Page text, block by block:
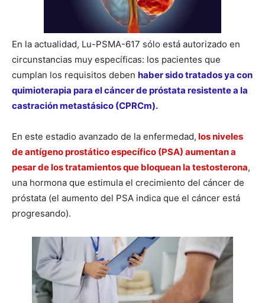
En la actualidad, Lu-PSMA-617 sólo está autorizado en
circunstancias muy específicas: los pacientes que
cumplan los requisitos deben haber sido tratados ya con
quimioterapia para el cáncer de próstata resistente a la
castración metastásico (CPRCm).
En este estadio avanzado de la enfermedad, los niveles
de antígeno prostático específico (PSA) aumentan a
pesar de los tratamientos que bloquean la testosterona,
una hormona que estimula el crecimiento del cáncer de
próstata (el aumento del PSA indica que el cáncer está
progresando).